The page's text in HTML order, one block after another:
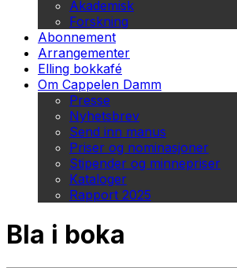
Akademisk
Forskning
Abonnement
Arrangementer
Elling bokkafé
Om Cappelen Damm
Presse
Nyhetsbrev
Send inn manus
Priser og nominasjoner
Stipender og minnepriser
Kataloger
Rapport 2025
Bla i boka